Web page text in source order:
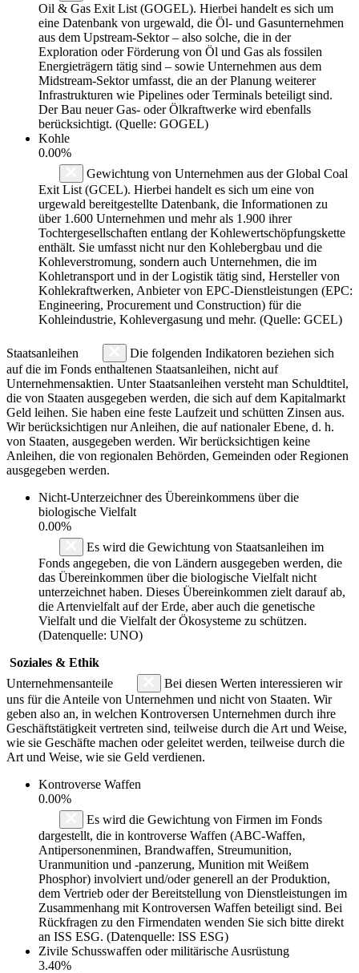
Oil & Gas Exit List (GOGEL). Hierbei handelt es sich um
eine Datenbank von urgewald, die Öl- und Gasunternehmen
aus dem Upstream-Sektor – also solche, die in der
Exploration oder Förderung von Öl und Gas als fossilen
Energieträgern tätig sind – sowie Unternehmen aus dem
Midstream-Sektor umfasst, die an der Planung weiterer
Infrastrukturen wie Pipelines oder Terminals beteiligt sind.
Der Bau neuer Gas- oder Ölkraftwerke wird ebenfalls
berücksichtigt. (Quelle: GOGEL)
Kohle
0.00%
Gewichtung von Unternehmen aus der Global Coal
Exit List (GCEL). Hierbei handelt es sich um eine von
urgewald bereitgestellte Datenbank, die Informationen zu
über 1.600 Unternehmen und mehr als 1.900 ihrer
Tochtergesellschaften entlang der Kohlewertschöpfungskette
enthält. Sie umfasst nicht nur den Kohlebergbau und die
Kohleverstromung, sondern auch Unternehmen, die im
Kohletransport und in der Logistik tätig sind, Hersteller von
Kohlekraftwerken, Anbieter von EPC-Dienstleistungen (EPC:
Engineering, Procurement und Construction) für die
Kohleindustrie, Kohlevergasung und mehr. (Quelle: GCEL)
Staatsanleihen
Die folgenden Indikatoren beziehen sich
auf die im Fonds enthaltenen Staatsanleihen, nicht auf
Unternehmensaktien. Unter Staatsanleihen versteht man Schuldtitel,
die von Staaten ausgegeben werden, die sich auf dem Kapitalmarkt
Geld leihen. Sie haben eine feste Laufzeit und schütten Zinsen aus.
Wir berücksichtigen nur Anleihen, die auf nationaler Ebene, d. h.
von Staaten, ausgegeben werden. Wir berücksichtigen keine
Anleihen, die von regionalen Behörden, Gemeinden oder Regionen
ausgegeben werden.
Nicht-Unterzeichner des Übereinkommens über die
biologische Vielfalt
0.00%
Es wird die Gewichtung von Staatsanleihen im
Fonds angegeben, die von Ländern ausgegeben werden, die
das Übereinkommen über die biologische Vielfalt nicht
unterzeichnet haben. Dieses Übereinkommen zielt darauf ab,
die Artenvielfalt auf der Erde, aber auch die genetische
Vielfalt und die Vielfalt der Ökosysteme zu schützen.
(Datenquelle: UNO)
Soziales & Ethik
Unternehmensanteile
Bei diesen Werten interessieren wir
uns für die Anteile von Unternehmen und nicht von Staaten. Wir
geben also an, in welchen Kontroversen Unternehmen durch ihre
Geschäftstätigkeit vertreten sind, teilweise durch die Art und Weise,
wie sie Geschäfte machen oder geleitet werden, teilweise durch die
Art und Weise, wie sie Geld verdienen.
Kontroverse Waffen
0.00%
Es wird die Gewichtung von Firmen im Fonds
dargestellt, die in kontroverse Waffen (ABC-Waffen,
Antipersonenminen, Brandwaffen, Streumunition,
Uranmunition und -panzerung, Munition mit Weißem
Phosphor) involviert und/oder generell an der Produktion,
dem Vertrieb oder der Bereitstellung von Dienstleistungen im
Zusammenhang mit Kontroversen Waffen beteiligt sind. Bei
Rückfragen zu den Firmendaten wenden Sie sich bitte direkt
an ISS ESG. (Datenquelle: ISS ESG)
Zivile Schusswaffen oder militärische Ausrüstung
3.40%